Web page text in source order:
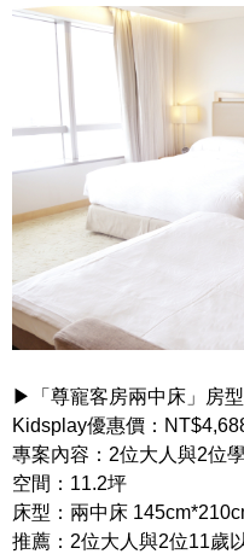
▶「尊寵客房兩中床」房型
Kidsplay優惠價：
專案內容：2位大人與2位
空間：11.2坪
床型：兩中床
推薦：2位大人與2位11歲